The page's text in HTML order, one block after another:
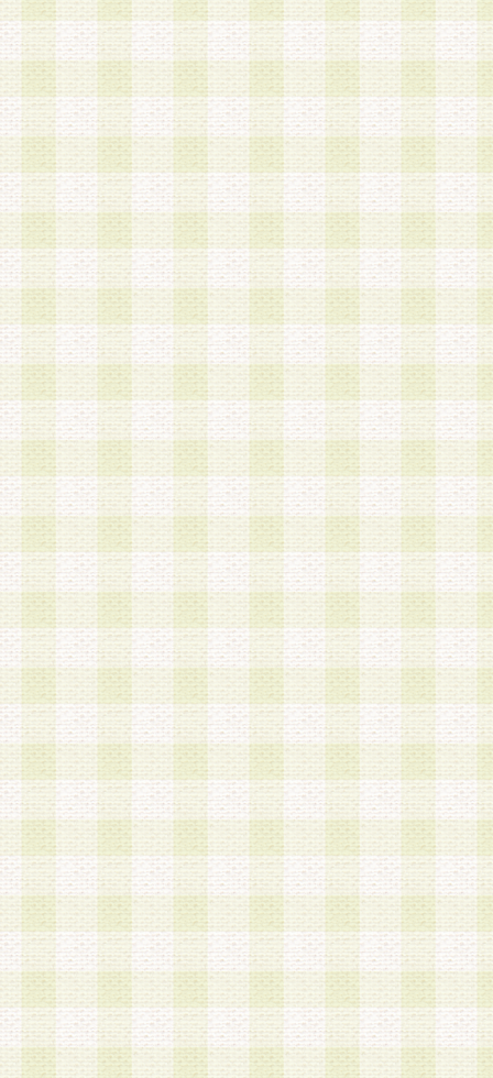
a.既に登録されている会員と同一のメールアドレ
録する場合
b.本サービスと同様のサービスを提供している企
業に従事していると思われる本人またはその家族
場合
c.その他当社が不適切と判断する場合
2.当社は、会員登録希望者を会員として承認する
した 場合、会員登録希望者による会員登録手続
による承認後の場合であっても、会員登録の取り
の抹消を、当社が適切と判 断する方法・手段に
とができるものとします。
3.会員登録希望者が18歳未満、成年被後見人、被
人 である場合は、親権者などの法定代理人の同
録を行うものとします。なお、義務教育学齢に該
者については、登録時に 当社が別途定める方法
権者による承認手続きを行うものとします。
第3条 会員の登録方法
1.会員登録手続きは、会員登録希望者本人が行う
る登録は一切認められないものとします。
2.会員登録希望者は、本規約に同意の後、当社指
画 面」において、当社が指定する必要事項を入
を行うものとします。当社は、会員登録を承認し
会員として本サービスを 受けるためのログイン
を付与します。
3.会員は、会員登録の際に申告する登録情報の全
いかなる虚偽の申告をも行ってはならないものと
4.会員は、複数のログインＩＤおよびパスワード
いものとします。
第4条 ログインIDおよびパスワードの管理
1.会員は、会員登録後、本サイト内にて本サービ
加する際には、前条に基づき当社から付与された
スワードを使用するものとします。
2.登録の際に当社が付与したログインIDおよびパ